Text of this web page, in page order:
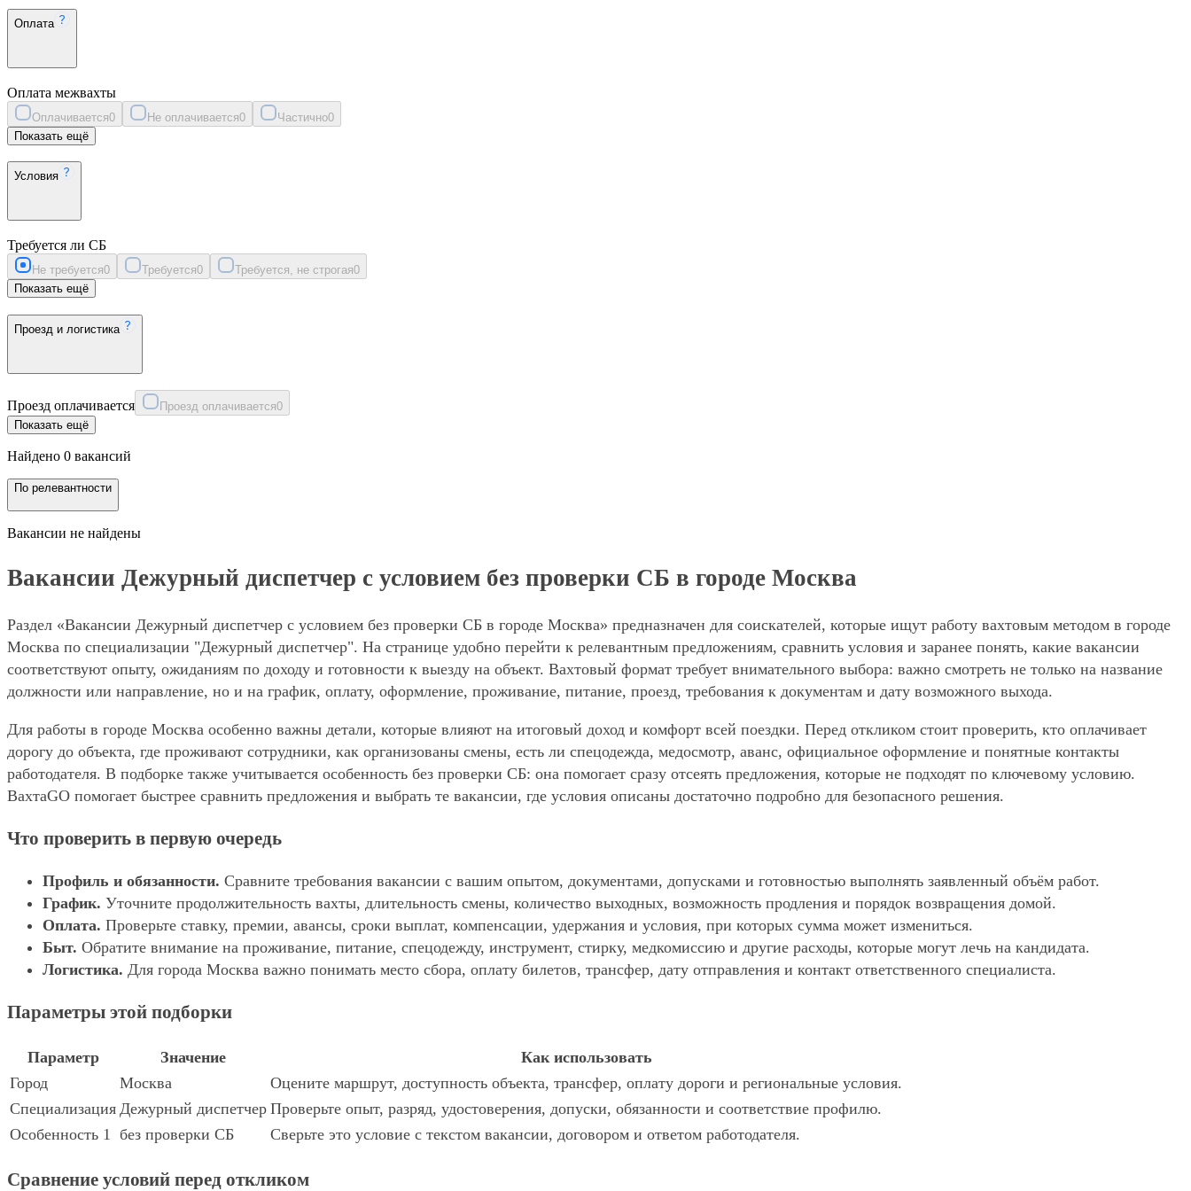
Оплата
Оплата межвахты
Оплачивается0 Не оплачивается0 Частично0
Показать ещё
Условия
Требуется ли СБ
Не требуется0 Требуется0 Требуется, не строгая0
Показать ещё
Проезд и логистика
Проезд оплачивается Проезд оплачивается0
Показать ещё
Найдено 0 вакансий
По релевантности
Вакансии не найдены
Вакансии Дежурный диспетчер с условием без проверки СБ в городе Москва
Раздел «Вакансии Дежурный диспетчер с условием без проверки СБ в городе Москва» предназначен для соискателей, которые ищут работу вахтовым методом в городе
Москва по специализации "Дежурный диспетчер". На странице удобно перейти к релевантным предложениям, сравнить условия и заранее понять, какие вакансии
соответствуют опыту, ожиданиям по доходу и готовности к выезду на объект. Вахтовый формат требует внимательного выбора: важно смотреть не только на название
должности или направление, но и на график, оплату, оформление, проживание, питание, проезд, требования к документам и дату возможного выхода.
Для работы в городе Москва особенно важны детали, которые влияют на итоговый доход и комфорт всей поездки. Перед откликом стоит проверить, кто оплачивает
дорогу до объекта, где проживают сотрудники, как организованы смены, есть ли спецодежда, медосмотр, аванс, официальное оформление и понятные контакты
работодателя. В подборке также учитывается особенность без проверки СБ: она помогает сразу отсеять предложения, которые не подходят по ключевому условию.
ВахтаGO помогает быстрее сравнить предложения и выбрать те вакансии, где условия описаны достаточно подробно для безопасного решения.
Что проверить в первую очередь
Профиль и обязанности. Сравните требования вакансии с вашим опытом, документами, допусками и готовностью выполнять заявленный объём работ.
График. Уточните продолжительность вахты, длительность смены, количество выходных, возможность продления и порядок возвращения домой.
Оплата. Проверьте ставку, премии, авансы, сроки выплат, компенсации, удержания и условия, при которых сумма может измениться.
Быт. Обратите внимание на проживание, питание, спецодежду, инструмент, стирку, медкомиссию и другие расходы, которые могут лечь на кандидата.
Логистика. Для города Москва важно понимать место сбора, оплату билетов, трансфер, дату отправления и контакт ответственного специалиста.
Параметры этой подборки
Параметр Значение
Как использовать
Город
Москва
Оцените маршрут, доступность объекта, трансфер, оплату дороги и региональные условия.
Специализация Дежурный диспетчер Проверьте опыт, разряд, удостоверения, допуски, обязанности и соответствие профилю.
Особенность 1 без проверки СБ Сверьте это условие с текстом вакансии, договором и ответом работодателя.
Сравнение условий перед откликом